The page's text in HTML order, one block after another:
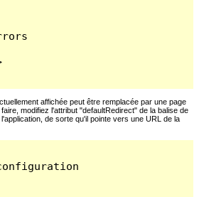
affichée peut être remplacée par une page
modifiez l'attribut "defaultRedirect" de la balise de
de sorte qu'il pointe vers une URL de la